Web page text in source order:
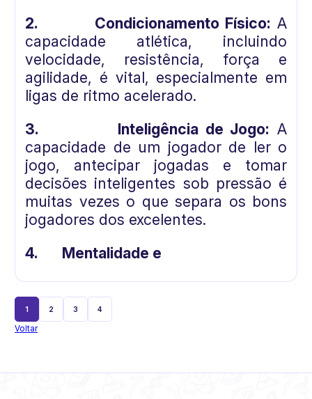
2.
Condicionamento Físico: A
capacidade atlética, incluindo
velocidade, resistência, força e
agilidade, é vital, especialmente em
ligas de ritmo acelerado.
3.
Inteligência de Jogo: A
capacidade de um jogador de ler o
jogo, antecipar jogadas e tomar
decisões inteligentes sob pressão é
muitas vezes o que separa os bons
jogadores dos excelentes.
4.
Mentalidade e
1 2 3 4
Voltar